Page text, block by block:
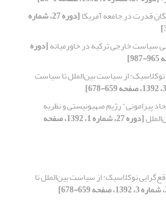
قدرت در جامعه آمریکا [دوره 27، شماره
سیاست خارجی ترکیه در خاورمیانه[دوره
نوکلاسیک: از سیاست بین‌الملل تا ‏سیاست
پیرامونی" رژیم صهیونیستی و ‏نظریه
[دوره 27، شماره 1، 1392، صفحه
نوکلاسیک: از سیاست بین‌الملل تا